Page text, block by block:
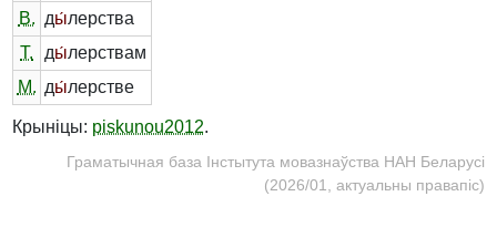
В. ды́лерства
Т.
ды́лерствам
М. ды́лерстве
Крыніцы: piskunou2012.
Граматычная база Інстытута мовазнаўства НАН Беларусі
(2026/01, актуальны правапіс)